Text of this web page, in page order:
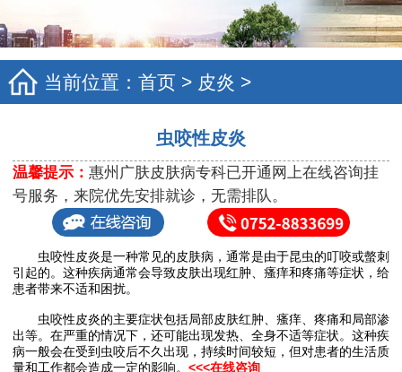
当前位置： 首页 > 皮炎 >
虫咬性皮炎
温馨提示： 惠州广肤皮肤病专科已开通网上在线咨询挂
号服务，来院优先安排就诊，无需排队。
虫咬性皮炎是一种常见的皮肤病，通常是由于昆虫的叮咬或螫刺
引起的。这种疾病通常会导致皮肤出现红肿、瘙痒和疼痛等症状，给
患者带来不适和困扰。
虫咬性皮炎的主要症状包括局部皮肤红肿、瘙痒、疼痛和局部渗
出等。在严重的情况下，还可能出现发热、全身不适等症状。这种疾
病一般会在受到虫咬后不久出现，持续时间较短，但对患者的生活质
量和工作都会造成一定的影响。 <<<在线咨询